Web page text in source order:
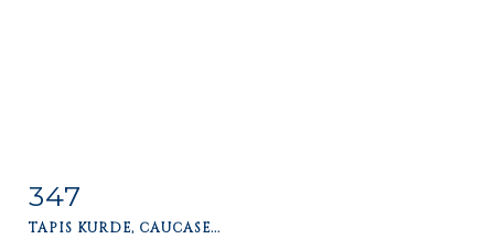
Item detail
347
TAPIS KURDE, CAUCASE...